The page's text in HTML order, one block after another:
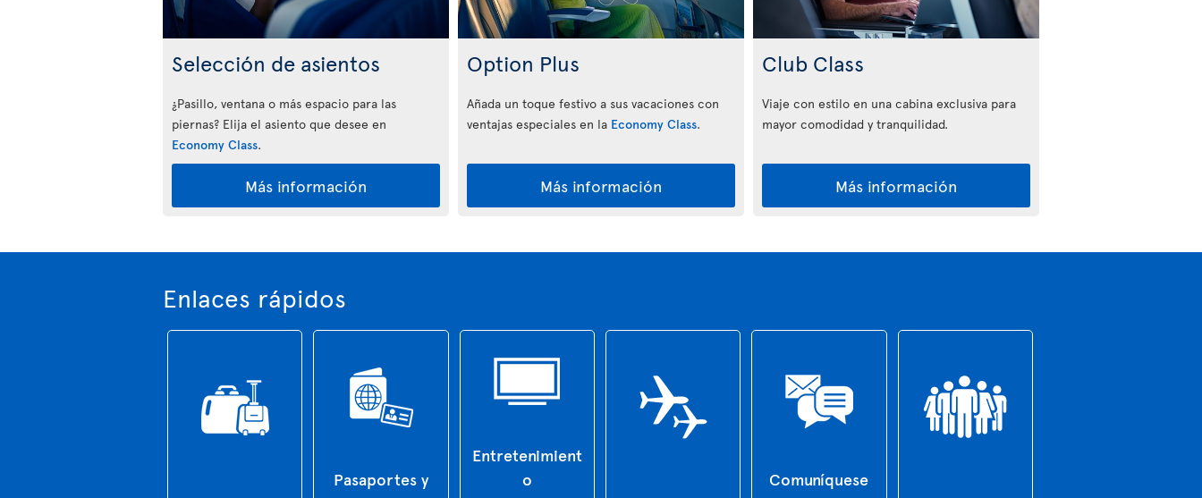
Selección de asientos
¿Pasillo, ventana o más espacio para las
piernas? Elija el asiento que desee en
Economy Class.
Más información
Option Plus
Añada un toque festivo a sus vacaciones con
ventajas especiales en la Economy Class.
Más información
Club Class
Viaje con estilo en una cabina exclusiva para
mayor comodidad y tranquilidad.
Más información
Enlaces rápidos
Pasaportes y
Entretenimient
o
Comuníquese